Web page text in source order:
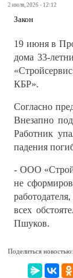
2 июля, 2026 - 12:12
Закон
19 июня в
дома 33-
КБР».
Согласно
Внезапно
Работник
падения
- ООО
не
всех
Пшуков.
Поделиться новостью: